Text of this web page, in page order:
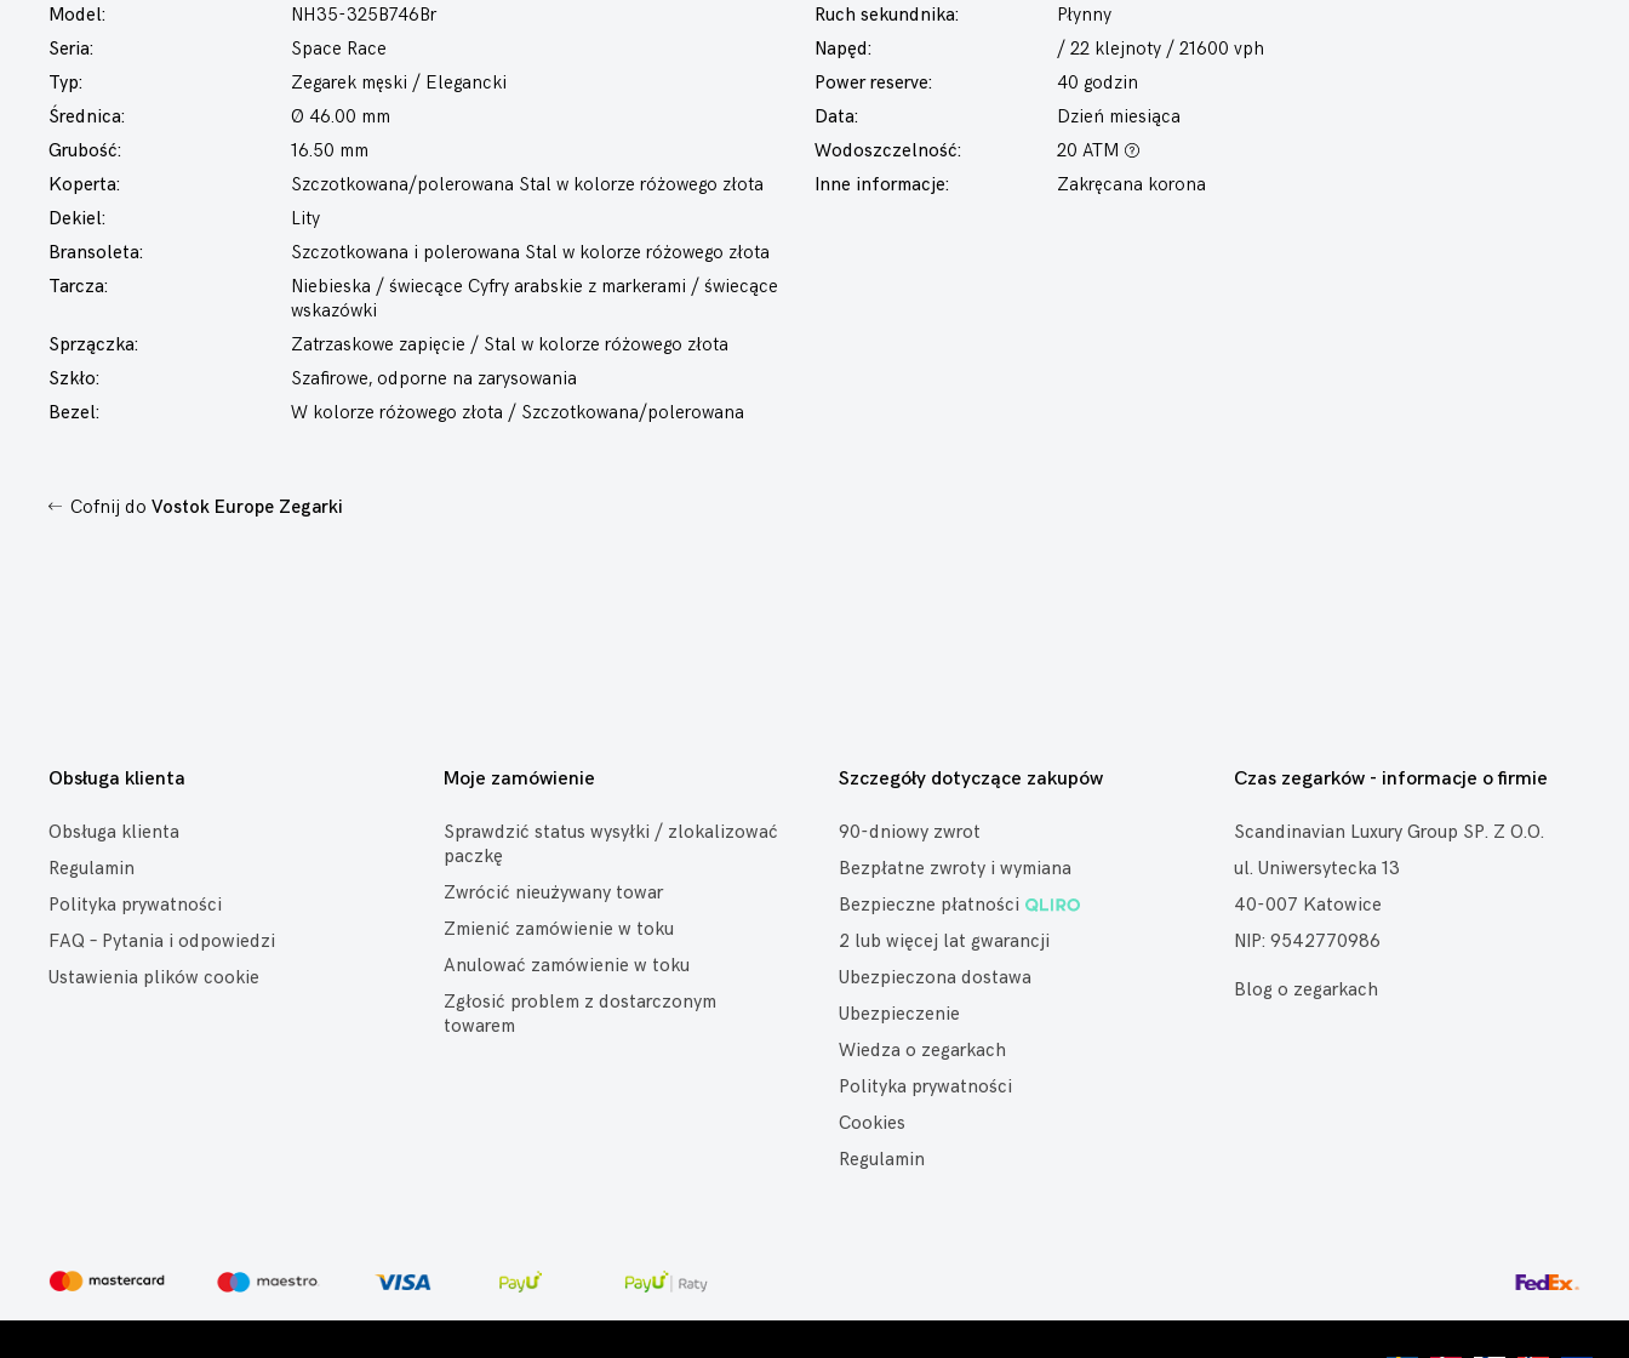
Model:
NH35-325B746Br
Seria:
Space Race
Typ:
Zegarek męski / Elegancki
Średnica:
Ø 46.00 mm
Grubość:
16.50 mm
Koperta:
Szczotkowana/polerowana Stal w kolorze różowego złota
Dekiel:
Lity
Bransoleta:
Szczotkowana i polerowana Stal w kolorze różowego złota
Tarcza:
Niebieska / świecące Cyfry arabskie z markerami / świecące
wskazówki
Sprzączka:
Zatrzaskowe zapięcie / Stal w kolorze różowego złota
Szkło:
Szafirowe, odporne na zarysowania
Bezel:
W kolorze różowego złota / Szczotkowana/polerowana
Ruch sekundnika:
Płynny
Napęd:
/ 22 klejnoty / 21600 vph
Power reserve:
40 godzin
Data:
Dzień miesiąca
Wodoszczelność:
20 ATM
Inne informacje:
Zakręcana korona
Cofnij do Vostok Europe Zegarki
Obsługa klienta
Obsługa klienta
Regulamin
Polityka prywatności
FAQ – Pytania i odpowiedzi
Ustawienia plików cookie
Moje zamówienie
Sprawdzić status wysyłki / zlokalizować
paczkę
Zwrócić nieużywany towar
Zmienić zamówienie w toku
Anulować zamówienie w toku
Zgłosić problem z dostarczonym
towarem
Szczegóły dotyczące zakupów
90-dniowy zwrot
Bezpłatne zwroty i wymiana
Bezpieczne płatności
2 lub więcej lat gwarancji
Ubezpieczona dostawa
Ubezpieczenie
Wiedza o zegarkach
Polityka prywatności
Cookies
Regulamin
Czas zegarków - informacje o firmie
Scandinavian Luxury Group SP. Z O.O.
ul. Uniwersytecka 13
40-007 Katowice
NIP: 9542770986
Blog o zegarkach